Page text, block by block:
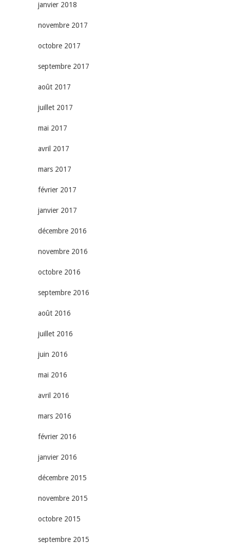
janvier 2018
novembre 2017
octobre 2017
septembre 2017
août 2017
juillet 2017
mai 2017
avril 2017
mars 2017
février 2017
janvier 2017
décembre 2016
novembre 2016
octobre 2016
septembre 2016
août 2016
juillet 2016
juin 2016
mai 2016
avril 2016
mars 2016
février 2016
janvier 2016
décembre 2015
novembre 2015
octobre 2015
septembre 2015